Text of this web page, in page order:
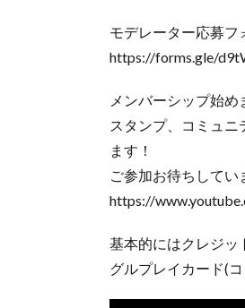
モデレーター応募フ
https://forms.gle/
メンバーシップ始め
スタンプ、コミュ
ます！
ご参加お待ちしてい
https://
基本的にはクレジッ
グルプレイカード(